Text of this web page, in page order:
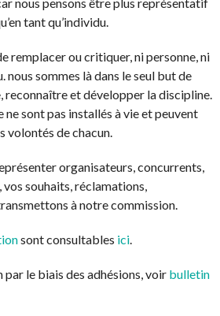
tant qu’individu.
remplacer ou critiquer, ni personne, ni
nous sommes là dans le seul but de
reconnaître et développer la discipline.
ne sont pas installés à vie et peuvent
volontés de chacun.
organisateurs, concurrents,
souhaits, réclamations,
à notre commission.
sont consultables ici.
le biais des adhésions, voir bulletin